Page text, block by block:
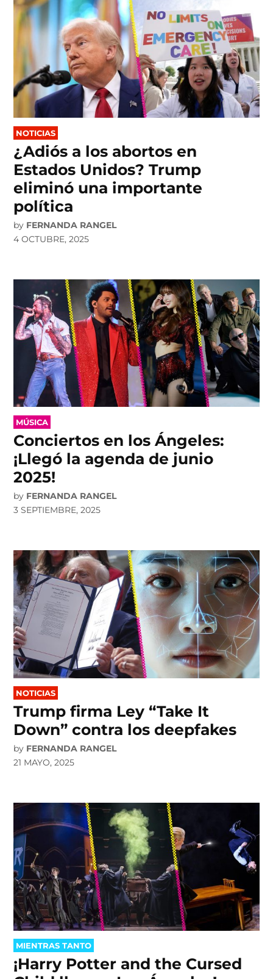
POSTED
IN
NOTICIAS
¿Adiós a los abortos en
Estados Unidos? Trump
eliminó una importante
política
by FERNANDA RANGEL
4 OCTUBRE, 2025
POSTED
IN
MÚSICA
Conciertos en los Ángeles:
¡Llegó la agenda de junio
2025!
by FERNANDA RANGEL
3 SEPTIEMBRE, 2025
POSTED
IN
NOTICIAS
Trump firma Ley “Take It
Down” contra los deepfakes
by FERNANDA RANGEL
21 MAYO, 2025
POSTED
IN
MIENTRAS TANTO
¡Harry Potter and the Cursed